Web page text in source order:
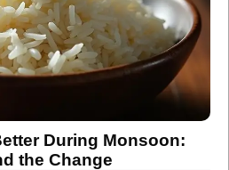
During Monsoon:
the Change